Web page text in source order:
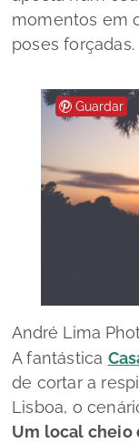
momentos em
poses forçadas.
Guardar
André Lima
A fantástica
de cortar a
Lisboa, o
Um local cheio